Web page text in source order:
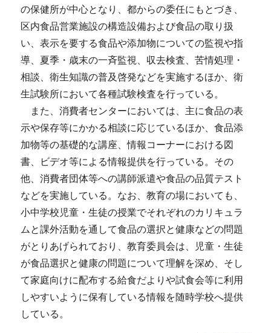
の保健所が中心となり、都からの委任にもとづき、
区内食品営業施設の構造設備および食品の取り扱
い、表示を要する食品や添加物についての監視や指
導、夏季・歳末の一斉監視、収去検査、苦情処理・
相談、衛生知識の普及啓発などを実施するほか、衛
生試験所において各種試験検査を行っている。
また、消費者センターにおいては、主に食品の表
示や保存等にかかる相談に応じているほか、食品添
加物等の基礎的な講座、情報コーナーにおける図
書、ビデオ等による情報提供を行っている。その
他、消費者団体等への講師派遣や食品の品質テスト
などを実施している。なお、教育の場においても、
小中学校児童・生徒の授業でそれぞれのカリキュラ
ムと課外活動を通して食品の選択と健康などの問題
がとりあげられており、教育委員会は、児童・生徒
が食品選択と健康の問題について理解を深め、そし
て家庭向けに配布する給食だよりや試食会等に利用
しやすいように保有している情報を随時学校へ提供
している。